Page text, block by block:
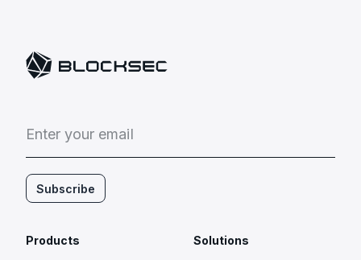
Enter your email
Subscribe
Products
Solutions